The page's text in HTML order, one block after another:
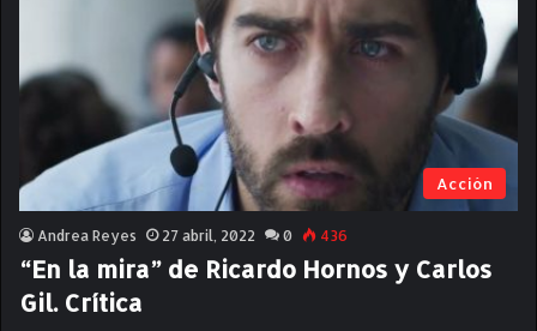
Acción
Andrea Reyes 27 abril, 2022 0 436
“En la mira” de Ricardo Hornos y Carlos
Gil. Crítica